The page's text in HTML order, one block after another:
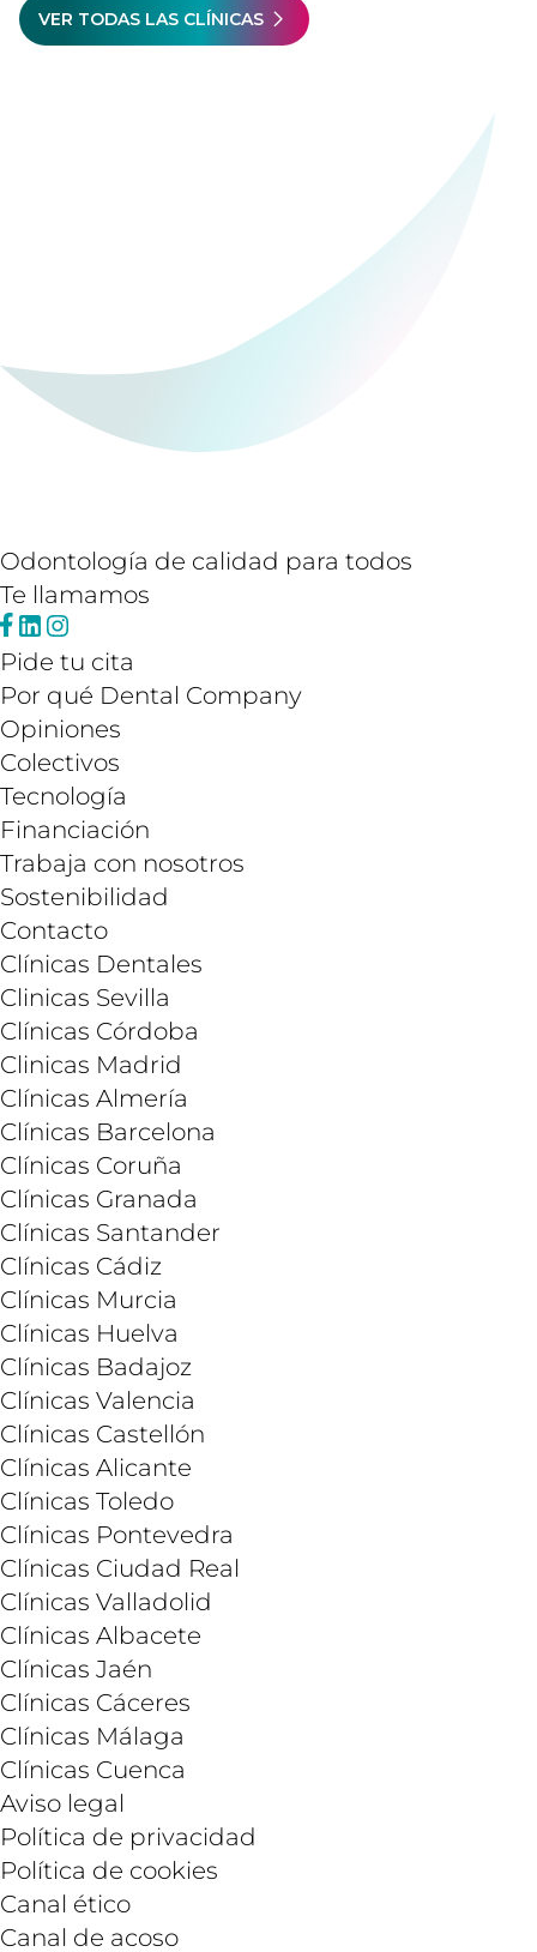
VER TODAS LAS CLÍNICAS
Odontología de calidad para todos
Te llamamos
Pide tu cita
Por qué Dental Company
Opiniones
Colectivos
Tecnología
Financiación
Trabaja con nosotros
Sostenibilidad
Contacto
Clínicas Dentales
Clinicas Sevilla
Clínicas Córdoba
Clinicas Madrid
Clínicas Almería
Clínicas Barcelona
Clínicas Coruña
Clínicas Granada
Clínicas Santander
Clínicas Cádiz
Clínicas Murcia
Clínicas Huelva
Clínicas Badajoz
Clínicas Valencia
Clínicas Castellón
Clínicas Alicante
Clínicas Toledo
Clínicas Pontevedra
Clínicas Ciudad Real
Clínicas Valladolid
Clínicas Albacete
Clínicas Jaén
Clínicas Cáceres
Clínicas Málaga
Clínicas Cuenca
Aviso legal
Política de privacidad
Política de cookies
Canal ético
Canal de acoso